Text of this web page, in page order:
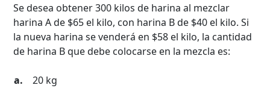
Se desea obtener 300 kilos de harina al mezclar
harina A de $65 el kilo, con harina B de $40 el kilo. Si
la nueva harina se venderá en $58 el kilo, la cantidad
de harina B que debe colocarse en la mezcla es:
20 kg